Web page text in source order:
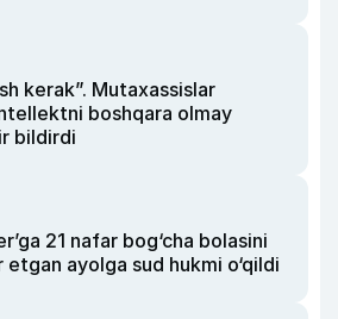
kerak”. Mutaxassislar
boshqara olmay
bildirdi
21 nafar bog‘cha bolasini
ayolga sud hukmi o‘qildi